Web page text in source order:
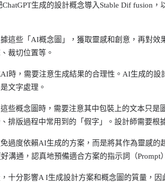
生成的設計概念導入Stable Dif fusion，
這些「AI概念圖」，獲取靈感和創意，再對
裁切位置等。
時，需要注意生成結果的合理性。AI生成的
文字處理。
些概念圖時，需要注意其中包裝上的文本只
排版過程中常用到的「假字」。設計師需要
過度依賴AI生成的方案，而是將其作為靈感
溝通，認真地預備適合方案的指示詞（Prompt
十分影響A I生成設計方案和概念圖的質量，